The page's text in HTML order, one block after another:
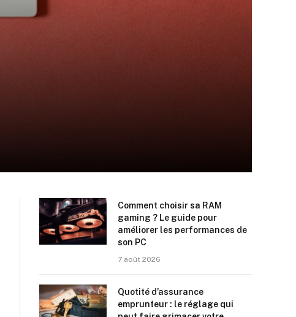
Comment choisir sa RAM
gaming ? Le guide pour
améliorer les performances de
son PC
7 août 2026
Quotité d’assurance
emprunteur : le réglage qui